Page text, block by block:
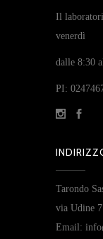
Il
venerdì
dalle 8:30
PI:
Tarondo
via Udine
Email: